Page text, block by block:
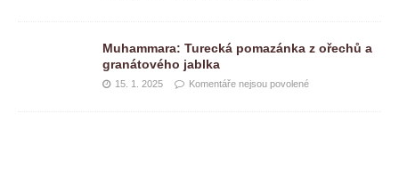
Muhammara: Turecká pomazánka z ořechů a
granátového jablka
15. 1. 2025 Komentáře nejsou povolené